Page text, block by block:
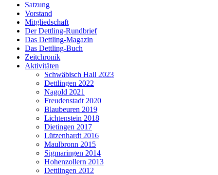
Satzung
Vorstand
Mitgliedschaft
Der Dettling-Rundbrief
Das Dettling-Magazin
Das Dettling-Buch
Zeitchronik
Aktivitäten
Schwäbisch Hall 2023
Dettlingen 2022
Nagold 2021
Freudenstadt 2020
Blaubeuren 2019
Lichtenstein 2018
Dietingen 2017
Lützenhardt 2016
Maulbronn 2015
Sigmaringen 2014
Hohenzollern 2013
Dettlingen 2012